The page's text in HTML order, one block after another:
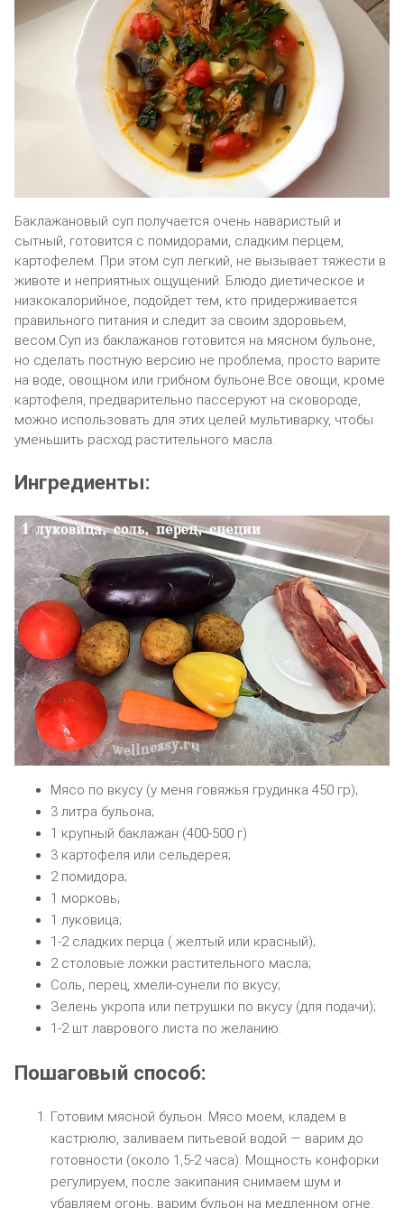
Баклажановый суп получается очень наваристый и
сытный, готовится с помидорами, сладким перцем,
картофелем. При этом суп легкий, не вызывает тяжести в
животе и неприятных ощущений. Блюдо диетическое и
низкокалорийное, подойдет тем, кто придерживается
правильного питания и следит за своим здоровьем,
весом.Суп из баклажанов готовится на мясном бульоне,
но сделать постную версию не проблема, просто варите
на воде, овощном или грибном бульоне.Все овощи, кроме
картофеля, предварительно пассеруют на сковороде,
можно использовать для этих целей мультиварку, чтобы
уменьшить расход растительного масла.
Ингредиенты:
Мясо по вкусу (у меня говяжья грудинка 450 гр);
3 литра бульона;
1 крупный баклажан (400-500 г)
3 картофеля или сельдерея;
2 помидора;
1 морковь;
1 луковица;
1-2 сладких перца ( желтый или красный);
2 столовые ложки растительного масла;
Соль, перец, хмели-сунели по вкусу;
Зелень укропа или петрушки по вкусу (для подачи);
1-2 шт лаврового листа по желанию.
Пошаговый способ:
Готовим мясной бульон. Мясо моем, кладем в
кастрюлю, заливаем питьевой водой — варим до
готовности (около 1,5-2 часа). Мощность конфорки
регулируем, после закипания снимаем шум и
убавляем огонь, варим бульон на медленном огне.